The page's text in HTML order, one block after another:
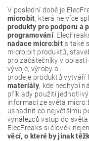
V poslední době je
microbit, která nejvíce
produkty pro podporu a
programování.
nadace micro:bita také
micro:bit produktů,
pro začátečníky v
vývoje, výroby a
prodeje produktů
materiály, kde nechybí
příklady použití
informací ze světa
usnadnit co největšímu
vynálezců vstup do
ElecFreaks si člověk
věcí, o které by jinak